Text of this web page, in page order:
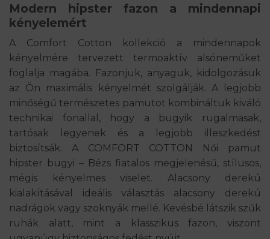
Modern hipster fazon a mindennapi
kényelemért
A Comfort Cotton kollekció a mindennapok
kényelmére tervezett termoaktív alsóneműket
foglalja magába. Fazonjuk, anyaguk, kidolgozásuk
az Ön maximális kényelmét szolgálják. A legjobb
minőségű természetes pamutot kombináltuk kiváló
technikai fonallal, hogy a bugyik rugalmasak,
tartósak legyenek és a legjobb illeszkedést
biztosítsák. A COMFORT COTTON Női pamut
hipster bugyi – Bézs fiatalos megjelenésű, stílusos,
mégis kényelmes viselet. Alacsony derekú
kialakításával ideális választás alacsony derekú
nadrágok vagy szoknyák mellé. Kevésbé látszik szűk
ruhák alatt, mint a klasszikus fazon, viszont